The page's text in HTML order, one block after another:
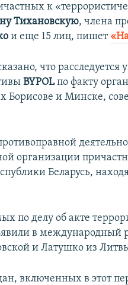
к
Тихановскую, члена
и еще 15 лиц, пишет
что
BYPOLпо факту
Борисове и Минске,
организации
Беларусь,
по делу об акте
в международный
и Латушко из
включенных в этот